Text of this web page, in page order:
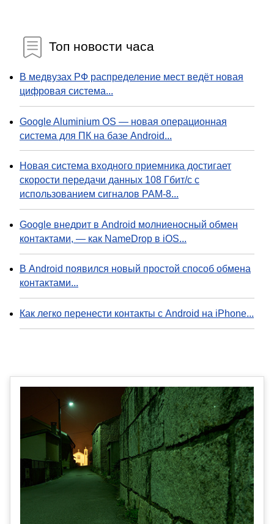
Топ новости часа
В медвузах РФ распределение мест ведёт новая
цифровая система...
Google Aluminium OS — новая операционная
система для ПК на базе Android...
Новая система входного приемника достигает
скорости передачи данных 108 Гбит/с с
использованием сигналов PAM-8...
Google внедрит в Android молниеносный обмен
контактами, — как NameDrop в iOS...
В Android появился новый простой способ обмена
контактами...
Как легко перенести контакты с Android на iPhone...